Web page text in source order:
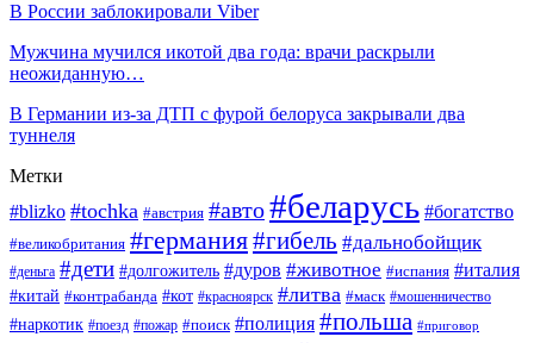
В России заблокировали Viber
Мужчина мучился икотой два года: врачи раскрыли
неожиданную…
В Германии из-за ДТП с фурой белоруса закрывали два
туннеля
Метки
#blizko #tochka #австрия #авто#беларусь #богатство
#великобритания #германия#гибель #дальнобойщик
#деньга #дети #долгожитель #дуров #животное #испания #италия
#китай #контрабанда #кот #красноярск #литва #маск #мошенничество
#наркотик #поезд #пожар #поиск #полиция #польша #приговор